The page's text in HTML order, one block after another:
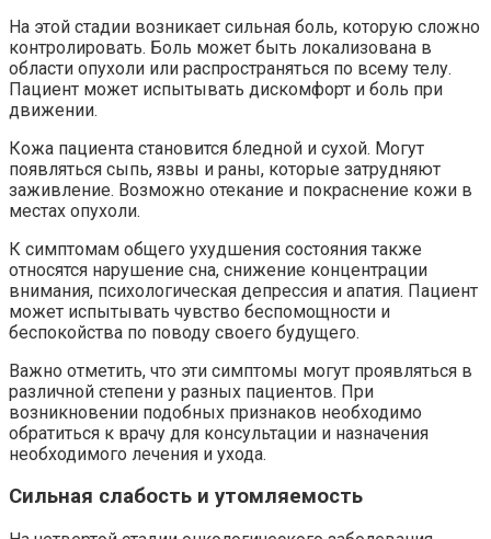
На этой стадии возникает сильная боль, которую сложно
контролировать. Боль может быть локализована в
области опухоли или распространяться по всему телу.
Пациент может испытывать дискомфорт и боль при
движении.
Кожа пациента становится бледной и сухой. Могут
появляться сыпь, язвы и раны, которые затрудняют
заживление. Возможно отекание и покраснение кожи в
местах опухоли.
К симптомам общего ухудшения состояния также
относятся нарушение сна, снижение концентрации
внимания, психологическая депрессия и апатия. Пациент
может испытывать чувство беспомощности и
беспокойства по поводу своего будущего.
Важно отметить, что эти симптомы могут проявляться в
различной степени у разных пациентов. При
возникновении подобных признаков необходимо
обратиться к врачу для консультации и назначения
необходимого лечения и ухода.
Сильная слабость и утомляемость